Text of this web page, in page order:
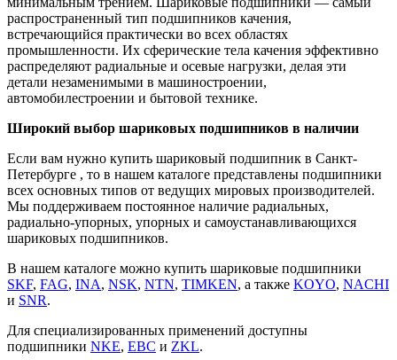
распространенный тип подшипников качения,
встречающийся практически во всех областях
промышленности. Их сферические тела качения эффективно
распределяют радиальные и осевые нагрузки, делая эти
детали незаменимыми в машиностроении,
автомобилестроении и бытовой технике.
Широкий выбор шариковых подшипников в наличии
Если вам нужно купить шариковый подшипник в Санкт-
Петербурге , то в нашем каталоге представлены подшипники
всех основных типов от ведущих мировых производителей.
Мы поддерживаем постоянное наличие радиальных,
радиально-упорных, упорных и самоустанавливающихся
шариковых подшипников.
В нашем каталоге можно купить шариковые подшипники
SKF, FAG, INA, NSK, NTN, TIMKEN, а также KOYO, NACHI
и SNR.
Для специализированных применений доступны
подшипники NKE, EBC и ZKL.